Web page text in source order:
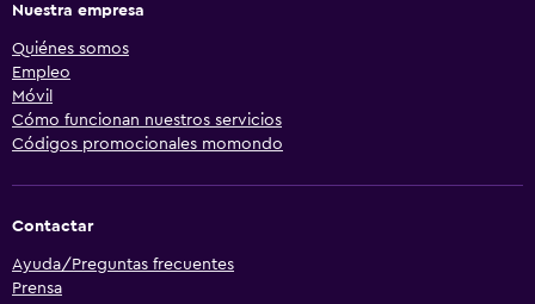
Nuestra empresa
Quiénes somos
Empleo
Móvil
Cómo funcionan nuestros servicios
Códigos promocionales momondo
Contactar
Ayuda/Preguntas frecuentes
Prensa